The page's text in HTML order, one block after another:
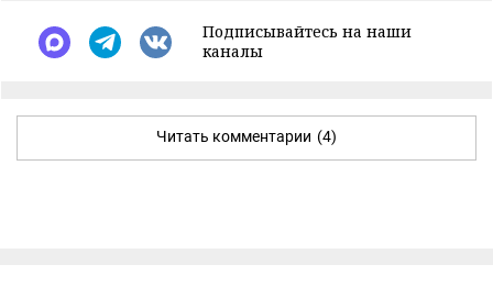
Подписывайтесь на наши
каналы
Читать комментарии (4)